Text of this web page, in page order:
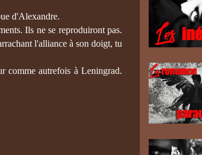
d'Alexandre.
Ils ne se reproduiront pas.
l'alliance à son doigt, tu
comme autrefois à Leningrad.